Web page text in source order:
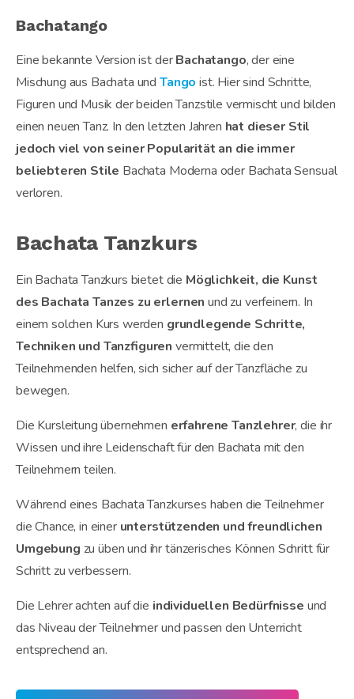
Bachatango
Eine bekannte Version ist derBachatango, der eine
Mischung aus Bachata und Tango ist. Hier sind Schritte,
Figuren und Musik der beiden Tanzstile vermischt und bilden
einen neuen Tanz. In den letzten Jahren hat dieser Stil
jedoch viel von seiner Popularität an die immer
beliebteren Stile Bachata Moderna oder Bachata Sensual
verloren.
Bachata Tanzkurs
Ein Bachata Tanzkurs bietet die Möglichkeit, die Kunst
des Bachata Tanzes zu erlernen und zu verfeinern. In
einem solchen Kurs werden grundlegende Schritte,
Techniken und Tanzfiguren vermittelt, die den
Teilnehmenden helfen, sich sicher auf der Tanzfläche zu
bewegen.
Die Kursleitung übernehmen erfahrene Tanzlehrer, die ihr
Wissen und ihre Leidenschaft für den Bachata mit den
Teilnehmern teilen.
Während eines Bachata Tanzkurses haben die Teilnehmer
die Chance, in einer unterstützenden und freundlichen
Umgebung zu üben und ihr tänzerisches Können Schritt für
Schritt zu verbessern.
Die Lehrer achten auf die individuellen Bedürfnisse und
das Niveau der Teilnehmer und passen den Unterricht
entsprechend an.